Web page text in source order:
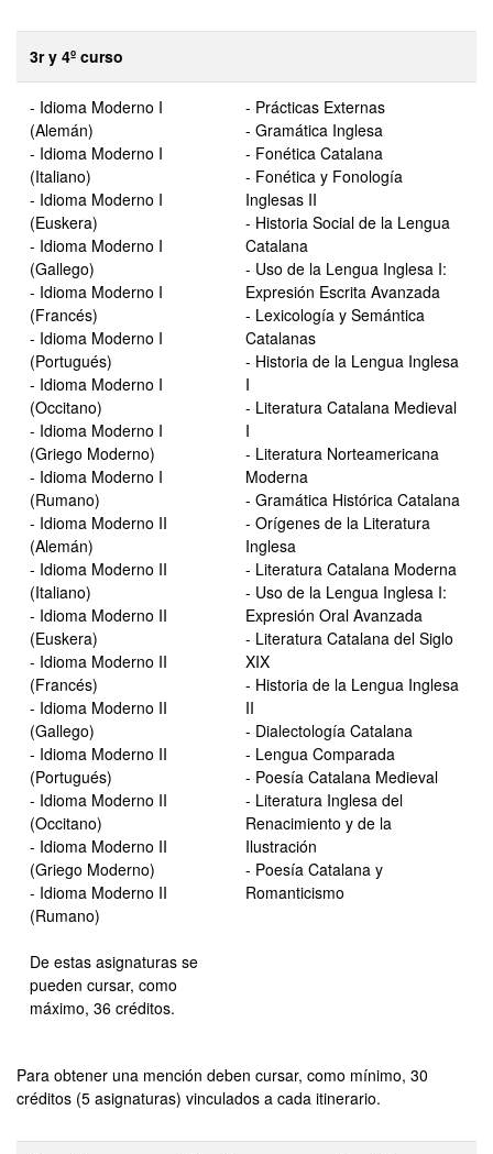
3r y 4º curso
- Idioma Moderno I
(Alemán)
- Idioma Moderno I
(Italiano)
- Idioma Moderno I
(Euskera)
- Idioma Moderno I
(Gallego)
- Idioma Moderno I
(Francés)
- Idioma Moderno I
(Portugués)
- Idioma Moderno I
(Occitano)
- Idioma Moderno I
(Griego Moderno)
- Idioma Moderno I
(Rumano)
- Idioma Moderno II
(Alemán)
- Idioma Moderno II
(Italiano)
- Idioma Moderno II
(Euskera)
- Idioma Moderno II
(Francés)
- Idioma Moderno II
(Gallego)
- Idioma Moderno II
(Portugués)
- Idioma Moderno II
(Occitano)
- Idioma Moderno II
(Griego Moderno)
- Idioma Moderno II
(Rumano)
De estas asignaturas se
pueden cursar, como
máximo, 36 créditos.
- Prácticas Externas
- Gramática Inglesa
- Fonética Catalana
- Fonética y Fonología
Inglesas II
- Historia Social de la Lengua
Catalana
- Uso de la Lengua Inglesa I:
Expresión Escrita Avanzada
- Lexicología y Semántica
Catalanas
- Historia de la Lengua Inglesa
I
- Literatura Catalana Medieval
I
- Literatura Norteamericana
Moderna
- Gramática Histórica Catalana
- Orígenes de la Literatura
Inglesa
- Literatura Catalana Moderna
- Uso de la Lengua Inglesa I:
Expresión Oral Avanzada
- Literatura Catalana del Siglo
XIX
- Historia de la Lengua Inglesa
II
- Dialectología Catalana
- Lengua Comparada
- Poesía Catalana Medieval
- Literatura Inglesa del
Renacimiento y de la
Ilustración
- Poesía Catalana y
Romanticismo
Para obtener una mención deben cursar, como mínimo, 30
créditos (5 asignaturas) vinculados a cada itinerario.